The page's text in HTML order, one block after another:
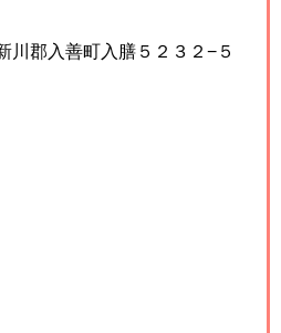
川郡入善町入膳５２３２−５